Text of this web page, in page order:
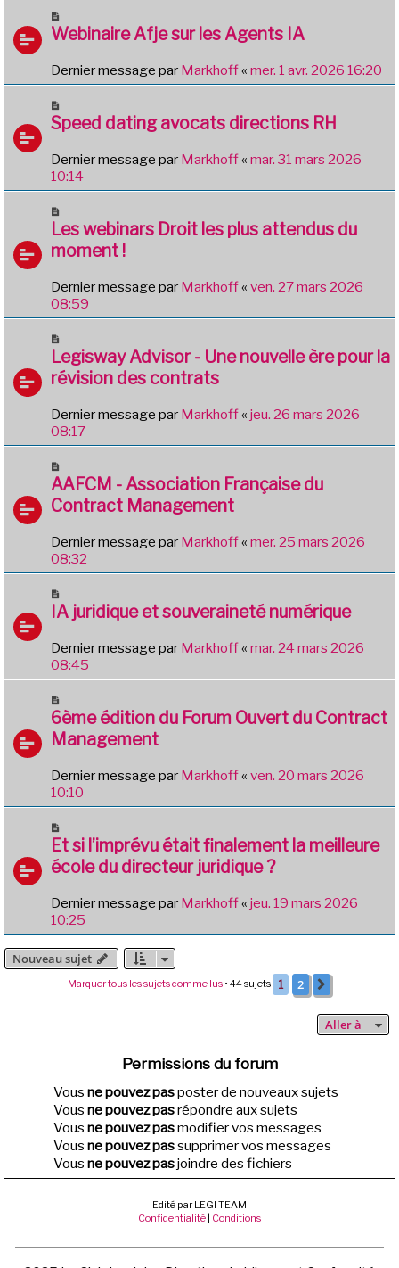
Webinaire Afje sur les Agents IA
Dernier message par Markhoff« mer. 1 avr. 2026 16:20
Speed dating avocats directions RH
Dernier message par Markhoff« mar. 31 mars 2026
10:14
Les webinars Droit les plus attendus du
moment !
Dernier message par Markhoff« ven. 27 mars 2026
08:59
Legisway Advisor - Une nouvelle ère pour la
révision des contrats
Dernier message par Markhoff« jeu. 26 mars 2026
08:17
AAFCM - Association Française du
Contract Management
Dernier message par Markhoff« mer. 25 mars 2026
08:32
IA juridique et souveraineté numérique
Dernier message par Markhoff« mar. 24 mars 2026
08:45
6ème édition du Forum Ouvert du Contract
Management
Dernier message par Markhoff« ven. 20 mars 2026
10:10
Et si l’imprévu était finalement la meilleure
école du directeur juridique ?
Dernier message par Markhoff« jeu. 19 mars 2026
10:25
Nouveau sujet
Marquer tous les sujets comme lus• 44 sujets 1 2
Aller à
Permissions du forum
Vous ne pouvez pasposter de nouveaux sujets
Vous ne pouvez pasrépondre aux sujets
Vous ne pouvez pasmodifier vos messages
Vous ne pouvez passupprimer vos messages
Vous ne pouvez pasjoindre des fichiers
Edité par LEGI TEAM
Confidentialité Conditions